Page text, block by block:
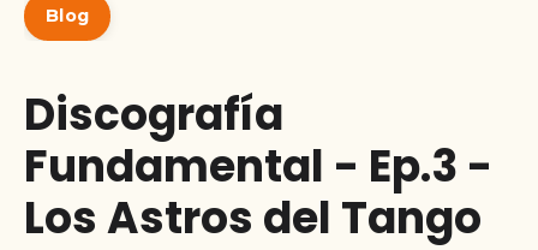
Blog
Discografía
Fundamental - Ep.3 -
Los Astros del Tango